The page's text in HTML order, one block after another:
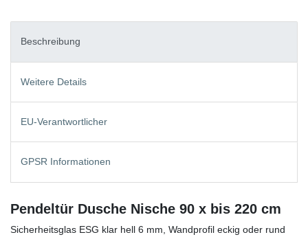
Beschreibung
Weitere Details
EU-Verantwortlicher
GPSR Informationen
Pendeltür Dusche Nische 90 x bis 220 cm
Sicherheitsglas ESG klar hell 6 mm, Wandprofil eckig oder rund